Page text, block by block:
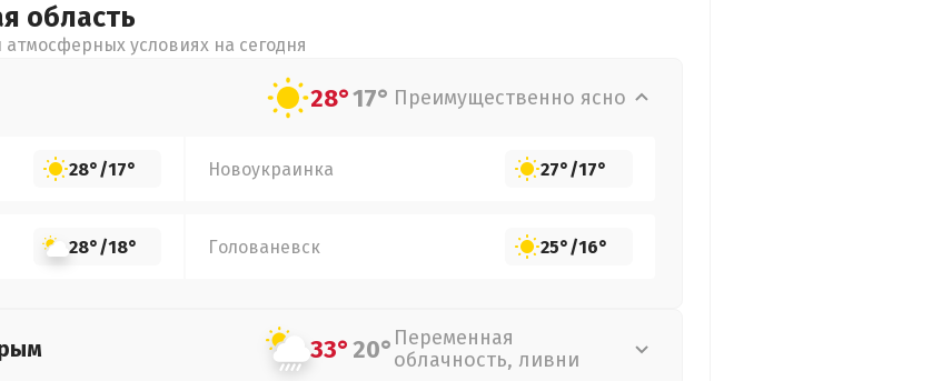
область
условиях на сегодня
28°17° Преимущественно ясно
28°/17° Новоукраинка 27°/17°
28°/18° Голованевск 25°/16°
33°20° Переменная
облачность, ливни